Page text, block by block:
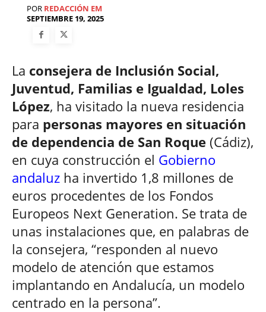
POR REDACCIÓN EM
SEPTIEMBRE 19, 2025
La consejera de Inclusión Social,
Juventud, Familias e Igualdad, Loles
López, ha visitado la nueva residencia
para personas mayores en situación
de dependencia de San Roque (Cádiz),
en cuya construcción el Gobierno
andaluz ha invertido 1,8 millones de
euros procedentes de los Fondos
Europeos Next Generation. Se trata de
unas instalaciones que, en palabras de
la consejera, “responden al nuevo
modelo de atención que estamos
implantando en Andalucía, un modelo
centrado en la persona”.